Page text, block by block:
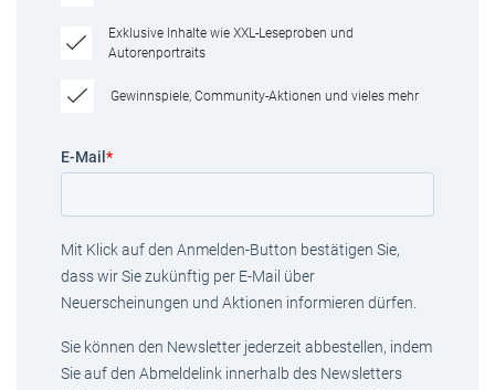
Exklusive Inhalte wie XXL-Leseproben und
Autorenportraits
Gewinnspiele, Community-Aktionen und vieles mehr
E-Mail *
Mit Klick auf den Anmelden-Button bestätigen Sie,
dass wir Sie zukünftig per E-Mail über
Neuerscheinungen und Aktionen informieren dürfen.
Sie können den Newsletter jederzeit abbestellen, indem
Sie auf den Abmeldelink innerhalb des Newsletters